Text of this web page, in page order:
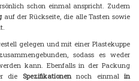
schon einmal anspricht. Zudem
auf der Rückseite, die alle Tasten sowie
gelegen und mit einer Plastekuppe
sodass es weder
kann. Ebenfalls in der Packung
die Spezifikationennoch einmalin